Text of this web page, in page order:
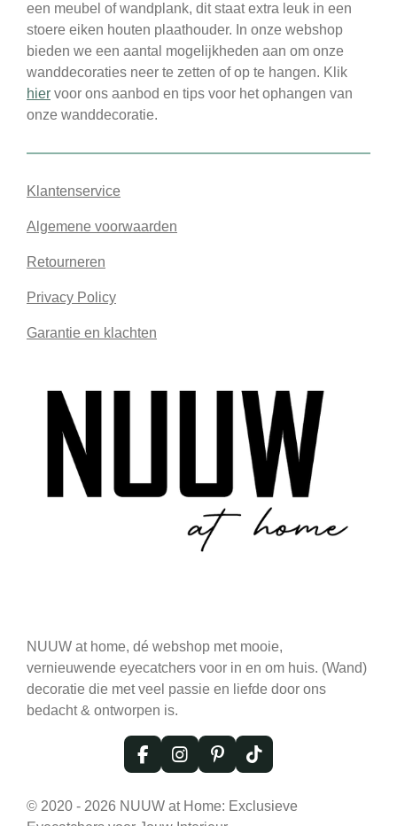
een meubel of wandplank, dit staat extra leuk in een
stoere eiken houten plaathouder. In onze webshop
bieden we een aantal mogelijkheden aan om onze
wanddecoraties neer te zetten of op te hangen. Klik
hier voor ons aanbod en tips voor het ophangen van
onze wanddecoratie.
Klantenservice
Algemene voorwaarden
Retourneren
Privacy Policy
Garantie en klachten
NUUW at home, dé webshop met mooie,
vernieuwende eyecatchers voor in en om huis. (Wand)
decoratie die met veel passie en liefde door ons
bedacht & ontworpen is.
F
e
I
t
P
t
T
T
© 2020 - 2026 NUUW at Home: Exclusieve